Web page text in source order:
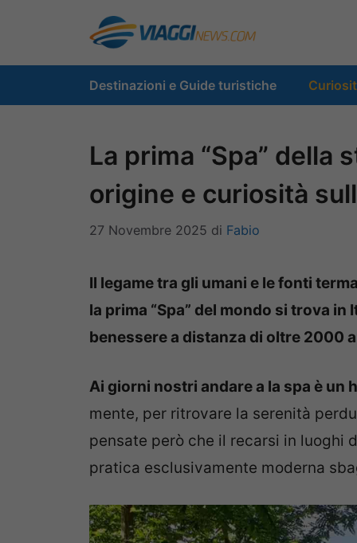
contenuto
Destinazioni e Guide turistiche
La prima “Spa” della
origine e curiosità
27 Novembre 2025 di Fabio
Il legame tra gli umani e le fonti
la prima “Spa” del mondo si trova
benessere a distanza di oltre 2000
Ai giorni nostri andare a la spa è un
mente, per ritrovare la serenità
pensate però che il recarsi in luoghi
pratica esclusivamente moderna